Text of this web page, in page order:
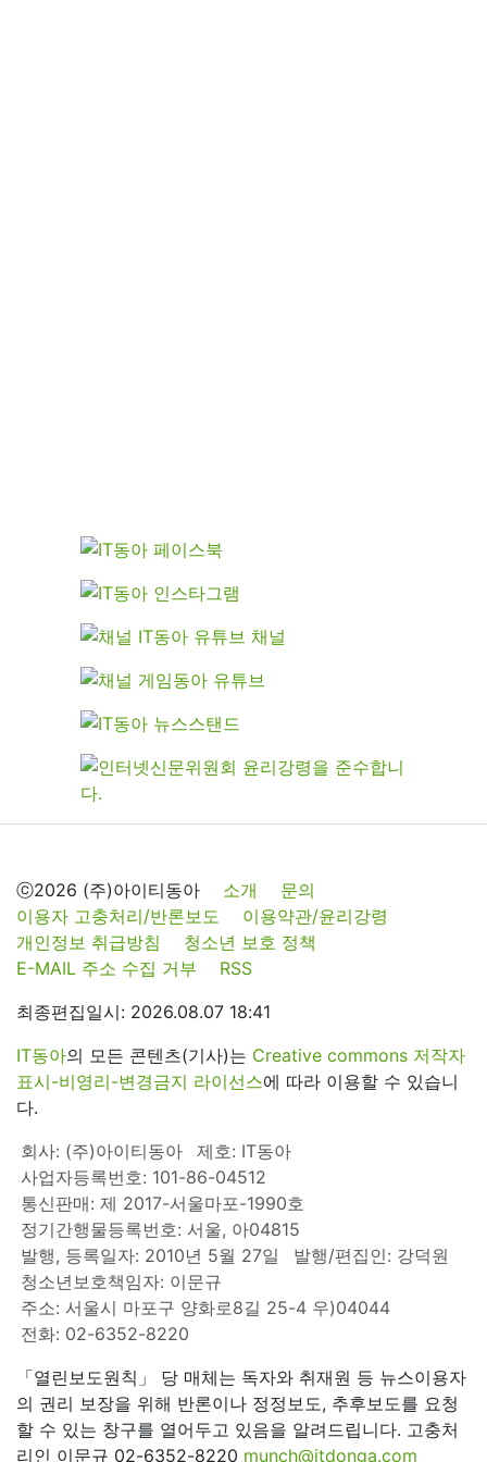
ⓒ2026 (주)아이티동아 소개
문의
이용자 고충처리/반론보도
이용약관/윤리강령
개인정보 취급방침
청소년 보호 정책
E-MAIL 주소 수집 거부
RSS
최종편집일시: 2026.08.07 18:41
IT동아의 모든 콘텐츠(기사)는 Creative commons 저작자
표시-비영리-변경금지 라이선스에 따라 이용할 수 있습니
다.
회사: (주)아이티동아
제호: IT동아
사업자등록번호: 101-86-04512
통신판매: 제 2017-서울마포-1990호
정기간행물등록번호: 서울, 아04815
발행, 등록일자: 2010년 5월 27일
발행/편집인: 강덕원
청소년보호책임자: 이문규
주소: 서울시 마포구 양화로8길 25-4 우)04044
전화: 02-6352-8220
「열린보도원칙」 당 매체는 독자와 취재원 등 뉴스이용자
의 권리 보장을 위해 반론이나 정정보도, 추후보도를 요청
할 수 있는 창구를 열어두고 있음을 알려드립니다. 고충처
리인 이문규 02-6352-8220 munch@itdonga.com